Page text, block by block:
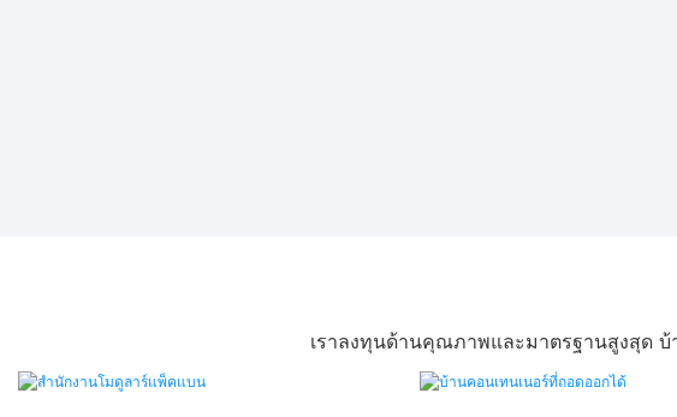
เราลงทุนด้านคุณภาพและมาตรฐานสูงสุด บ้